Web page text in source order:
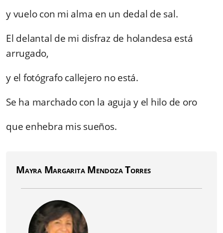
y vuelo con mi alma en un dedal de sal.
El delantal de mi disfraz de holandesa está
arrugado,
y el fotógrafo callejero no está.
Se ha marchado con la aguja y el hilo de oro
que enhebra mis sueños.
Mayra Margarita Mendoza Torres